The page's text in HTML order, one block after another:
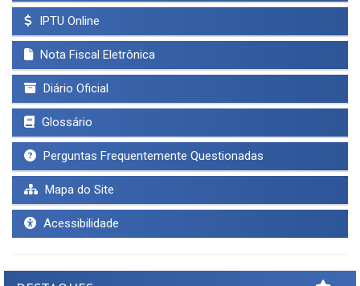
IPTU Online
Nota Fiscal Eletrônica
Diário Oficial
Glossário
Perguntas Frequentemente Questionadas
Mapa do Site
Acessibilidade